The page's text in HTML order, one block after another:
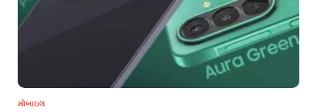
મોબાઇલ